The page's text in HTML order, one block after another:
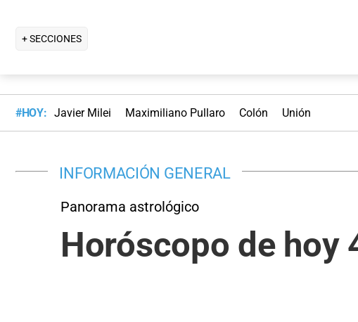
+ SECCIONES
#HOY: Javier Milei Maximiliano Pullaro Colón Unión
INFORMACIÓN GENERAL
Panorama astrológico
Horóscopo de hoy